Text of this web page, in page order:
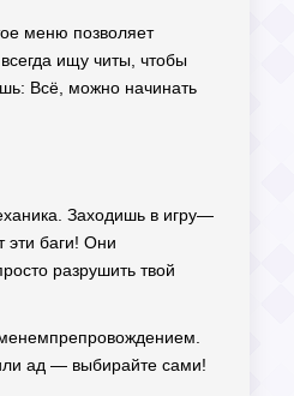
меню позволяет
ищу читы, чтобы
Всё, можно начинать
Заходишь в игру—
эти баги! Они
разрушить твой
ад — выбирайте сами!